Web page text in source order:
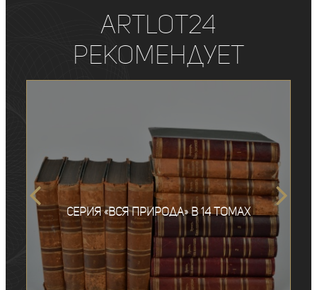
ArtLot24
рекомендует
Серия «Вся природа» в 14 томах